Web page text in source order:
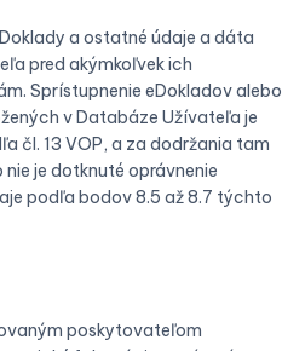
a ostatné údaje a dáta
pred akýmkoľvek ich
Sprístupnenie eDokladov alebo
v Databáze Užívateľa je
čl. ‎13 VOP, a za dodržania tam
je dotknuté oprávnenie
podľa bodov ‎8.5 až ‎8.7 týchto
poskytovateľom